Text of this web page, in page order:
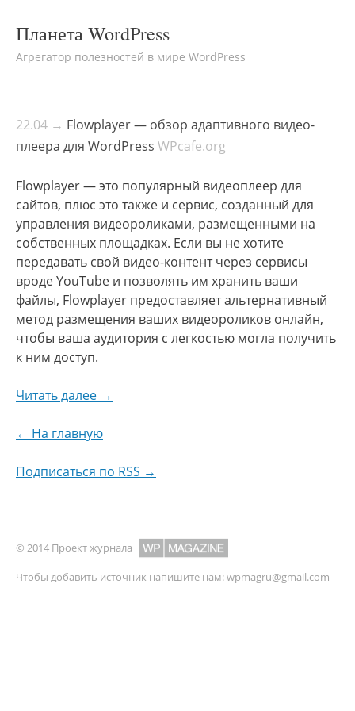
Планета WordPress
Агрегатор полезностей в мире WordPress
22.04 → Flowplayer — обзор адаптивного видео-
плеера для WordPress WPcafe.org
Flowplayer — это популярный видеоплеер для
сайтов, плюс это также и сервис, созданный для
управления видеороликами, размещенными на
собственных площадках. Если вы не хотите
передавать свой видео-контент через сервисы
вроде YouTube и позволять им хранить ваши
файлы, Flowplayer предоставляет альтернативный
метод размещения ваших видеороликов онлайн,
чтобы ваша аудитория с легкостью могла получить
к ним доступ.
Читать далее →
← На главную
Подписаться по RSS →
© 2014 Проект журнала
Чтобы добавить источник напишите нам:wpmagru@gmail.com